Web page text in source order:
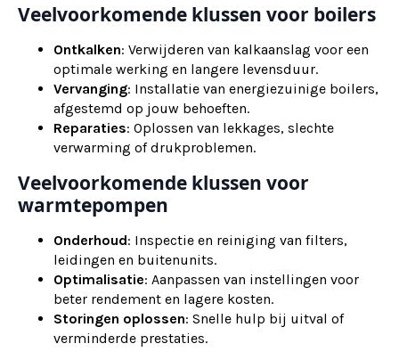
Veelvoorkomende klussen voor boilers
Ontkalken: Verwijderen van kalkaanslag voor een
optimale werking en langere levensduur.
Vervanging: Installatie van energiezuinige boilers,
afgestemd op jouw behoeften.
Reparaties: Oplossen van lekkages, slechte
verwarming of drukproblemen.
Veelvoorkomende klussen voor
warmtepompen
Onderhoud: Inspectie en reiniging van filters,
leidingen en buitenunits.
Optimalisatie: Aanpassen van instellingen voor
beter rendement en lagere kosten.
Storingen oplossen: Snelle hulp bij uitval of
verminderde prestaties.